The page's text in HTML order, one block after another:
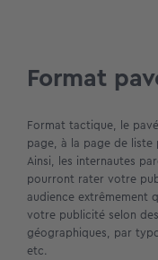
Format
Format tactique, le
page, à la page de
Ainsi, les internautes
pourront rater votre
audience extrêmement
votre publicité selon
géographiques, par
etc.